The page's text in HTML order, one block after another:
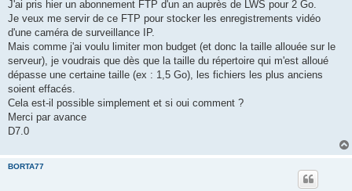
a
g
J'ai pris hier un abonnement FTP d'un an auprès de LWS pour 2 Go.
Je veux me servir de ce FTP pour stocker les enregistrements vidéo
d'une caméra de surveillance IP.
Mais comme j'ai voulu limiter mon budget (et donc la taille allouée sur le
serveur), je voudrais que dès que la taille du répertoire qui m'est alloué
dépasse une certaine taille (ex : 1,5 Go), les fichiers les plus anciens
soient effacés.
Cela est-il possible simplement et si oui comment ?
Merci par avance
D7.0
BORTA77